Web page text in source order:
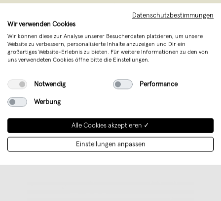
Für das Papeterie Label „sonst noch
was?“ entwickelt Stine Wiemann seit
2009 schönes und schlichtes Design für
Von der Geburtsanzeige über die
Weiterlesen
Datenschutzbestimmungen
Wir verwenden Cookies
Wir können diese zur Analyse unserer Besucherdaten platzieren, um unsere
Website zu verbessern, personalisierte Inhalte anzuzeigen und Dir ein
großartiges Website-Erlebnis zu bieten. Für weitere Informationen zu den von
uns verwendeten Cookies öffne bitte die Einstellungen.
Notwendig Performance
Werbung
Alle Cookies akzeptieren ✓
Einstellungen anpassen